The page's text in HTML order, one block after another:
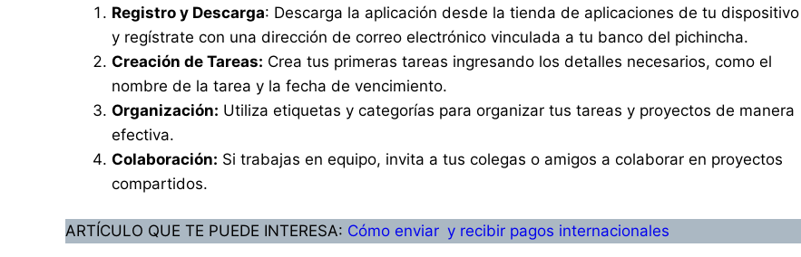
Registro y Descarga: Descarga la aplicación desde la tienda de aplicaciones de tu dispositivo
y regístrate con una dirección de correo electrónico vinculada a tu banco del pichincha.
Creación de Tareas: Crea tus primeras tareas ingresando los detalles necesarios, como el
nombre de la tarea y la fecha de vencimiento.
Organización: Utiliza etiquetas y categorías para organizar tus tareas y proyectos de manera
efectiva.
Colaboración: Si trabajas en equipo, invita a tus colegas o amigos a colaborar en proyectos
compartidos.
ARTÍCULO QUE TE PUEDE INTERESA: Cómo enviar y recibir pagos internacionales